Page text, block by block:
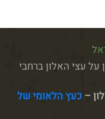
עצי האלון ברחבי
–כעץ הלאומי של